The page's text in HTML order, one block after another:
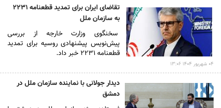
تقاضای ایران برای تمدید قطعنامه ۲۲۳۱
به سازمان ملل
سخنگوی وزارت خارجه از بررسی
پیش‌نویس پیشنهادی روسیه برای تمدید
قطعنامه ۲۲۳۱ خبر داد.
۰۴ شهريور ۱۴۰۴ ۱۳:۰۶
دیدار جولانی با نماینده سازمان ملل در
دمشق